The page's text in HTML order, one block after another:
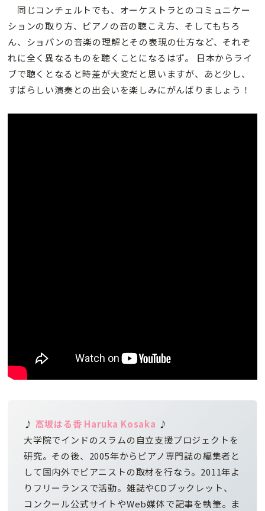
同じコンチェルトでも、オーケストラとのコミュニケー
ションの取り方、ピアノの音の聴こえ方、そしてもちろ
ん、ショパンの音楽の理解とその表現の仕方など、それぞ
れに全く異なるものを聴くことになるはず。 日本からライ
ブで聴くとなると時差が大変だと思いますが、あと少し、
すばらしい演奏との出会いを楽しみにがんばりましょう！
♪ 高坂はる香 Haruka Kosaka ♪
大学院でインドのスラムの自立支援プロジェクトを
研究。その後、2005年からピアノ専門誌の編集者と
して国内外でピアニストの取材を行なう。2011年よ
りフリーランスで活動。雑誌やCDブックレット、
コンクール公式サイトやWeb媒体で記事を執筆。ま